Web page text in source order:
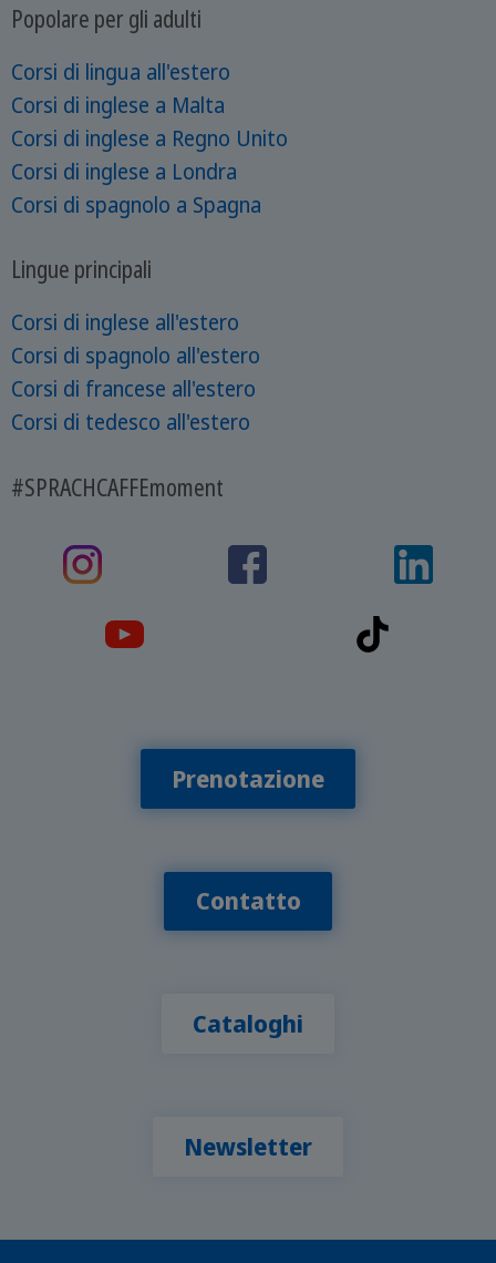
Popolare per gli adulti
Corsi di lingua all'estero
Corsi di inglese a Malta
Corsi di inglese a Regno Unito
Corsi di inglese a Londra
Corsi di spagnolo a Spagna
Lingue principali
Corsi di inglese all'estero
Corsi di spagnolo all'estero
Corsi di francese all'estero
Corsi di tedesco all'estero
#SPRACHCAFFEmoment
Prenotazione
Contatto
Cataloghi
Newsletter